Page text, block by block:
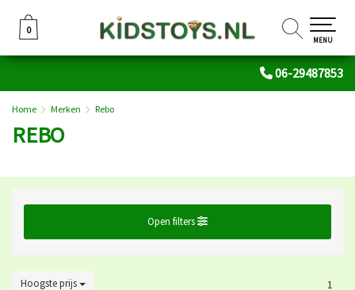
06-29487853
0
0
MENU
Home Merken Rebo
REBO
Open filters
Hoogste prijs 1